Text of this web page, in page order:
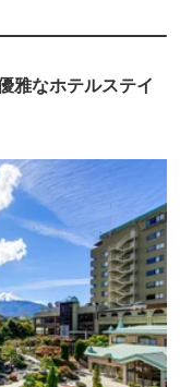
楽天トラベル
楽天トラベル
リゾート
ホテル
楽天トラベル
雅なホテルステイ